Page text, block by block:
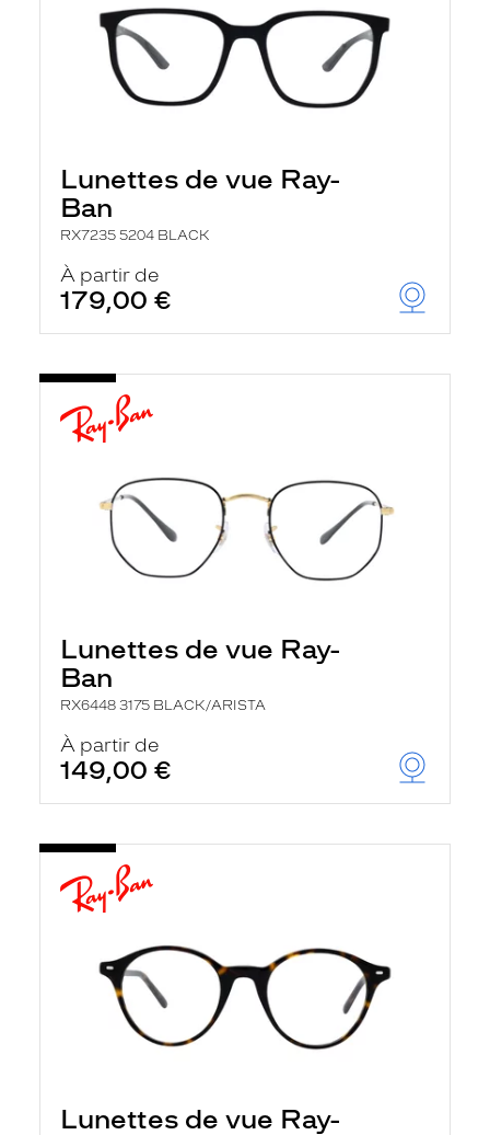
Lunettes de vue Ray-
Ban
RX7235 5204 BLACK
À partir de
179,00 €
Lunettes de vue Ray-
Ban
RX6448 3175 BLACK/ARISTA
À partir de
149,00 €
Lunettes de vue Ray-